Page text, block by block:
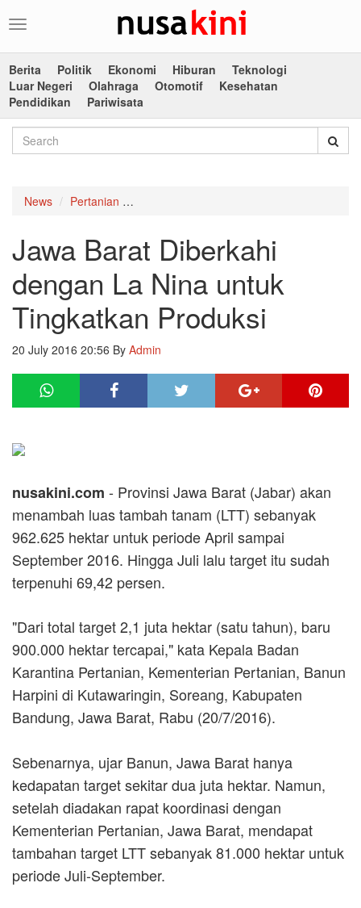
Toggle
Berita
Politik Ekonomi Hiburan
Teknologi
Luar Negeri
Olahraga Otomotif
Kesehatan
Pendidikan
Pariwisata
News Pertanian
Jawa Barat Diberkahi
dengan La Nina untuk
Tingkatkan Produksi
20 July 2016 20:56 By Admin
nusakini.com - Provinsi Jawa Barat (Jabar) akan
menambah luas tambah tanam (LTT) sebanyak
962.625 hektar untuk periode April sampai
September 2016. Hingga Juli lalu target itu sudah
terpenuhi 69,42 persen.
"Dari total target 2,1 juta hektar (satu tahun), baru
900.000 hektar tercapai," kata Kepala Badan
Karantina Pertanian, Kementerian Pertanian, Banun
Harpini di Kutawaringin, Soreang, Kabupaten
Bandung, Jawa Barat, Rabu (20/7/2016).
Sebenarnya, ujar Banun, Jawa Barat hanya
kedapatan target sekitar dua juta hektar. Namun,
setelah diadakan rapat koordinasi dengan
Kementerian Pertanian, Jawa Barat, mendapat
tambahan target LTT sebanyak 81.000 hektar untuk
periode Juli-September.